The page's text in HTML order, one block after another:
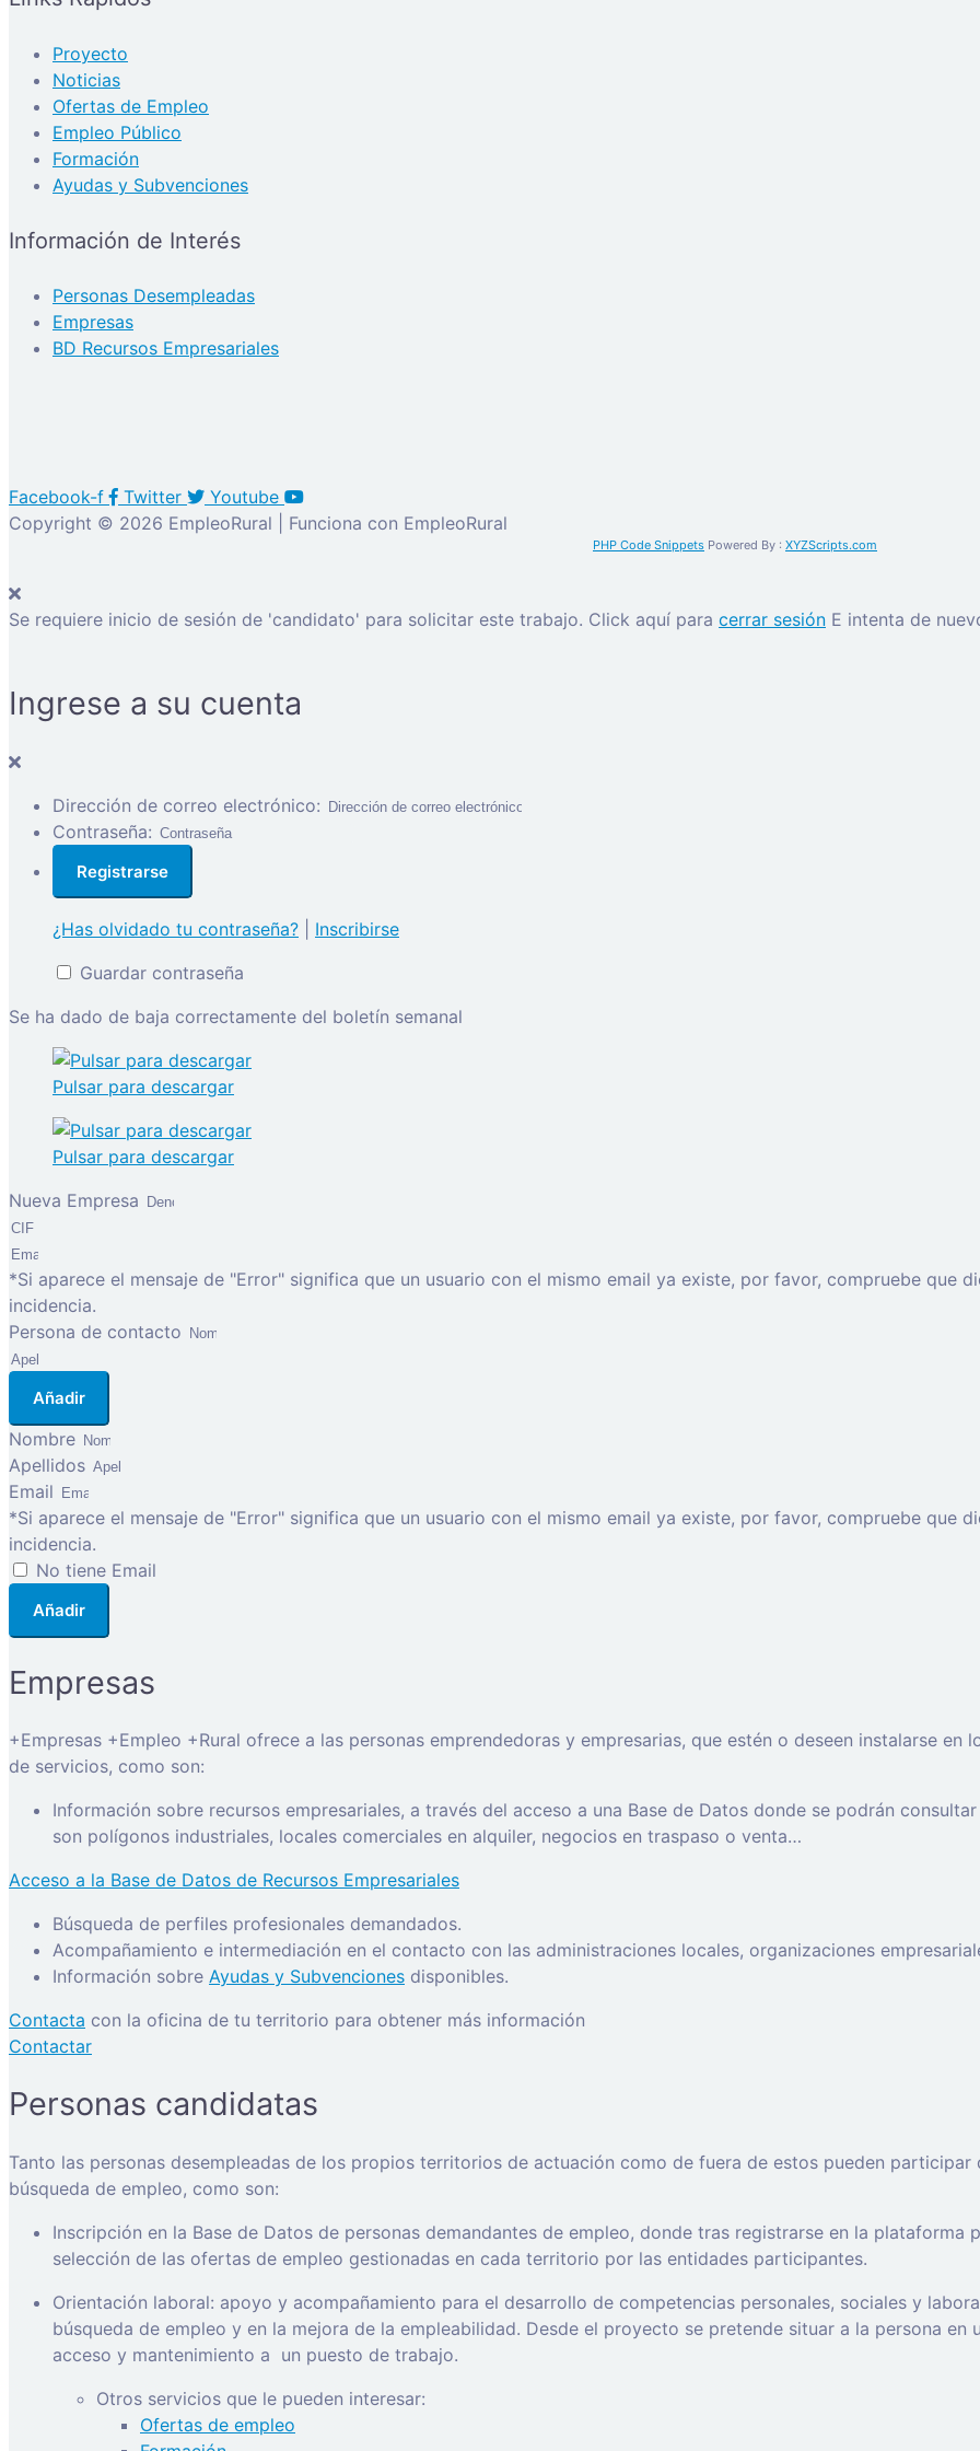
Proyecto
Noticias
Ofertas de Empleo
Empleo Público
Formación
Ayudas y Subvenciones
Información de Interés
Personas Desempleadas
Empresas
BD Recursos Empresariales
Facebook-f Twitter
Youtube
Copyright © 2026 EmpleoRural | Funciona con EmpleoRural
PHP Code Snippets Powered By : XYZScripts.com
Se requiere inicio de sesión de 'candidato' para solicitar este trabajo. Click aquí para cerrar sesión E intenta de
Ingrese a su cuenta
Dirección de correo electrónico:
Contraseña:
¿Has olvidado tu contraseña?
Inscribirse
Guardar contraseña
Se ha dado de baja correctamente del boletín semanal
Pulsar para descargar
Pulsar para descargar
Nueva Empresa
*Si aparece el mensaje de "Error" significa que un usuario con el mismo email ya existe, por favor, compruebe que
incidencia.
Persona de contacto
Añadir
Nombre
Apellidos
Email
*Si aparece el mensaje de "Error" significa que un usuario con el mismo email ya existe, por favor, compruebe que
incidencia.
No tiene Email
Añadir
Empresas
+Empresas +Empleo +Rural ofrece a las personas emprendedoras y empresarias, que estén o deseen instalarse
de servicios, como son:
Información sobre recursos empresariales, a través del acceso a una Base de Datos donde se podrán
son polígonos industriales, locales comerciales en alquiler, negocios en traspaso o venta…
Acceso a la Base de Datos de Recursos Empresariales
Búsqueda de perfiles profesionales demandados.
Acompañamiento e intermediación en el contacto con las administraciones locales, organizaciones
Información sobre Ayudas y Subvenciones disponibles.
Contacta con la oficina de tu territorio para obtener más información
Contactar
Personas candidatas
Tanto las personas desempleadas de los propios territorios de actuación como de fuera de estos pueden
búsqueda de empleo, como son:
Inscripción en la Base de Datos de personas demandantes de empleo, donde tras registrarse en la
selección de las ofertas de empleo gestionadas en cada territorio por las entidades participantes.
Orientación laboral: apoyo y acompañamiento para el desarrollo de competencias personales, sociales y
búsqueda de empleo y en la mejora de la empleabilidad. Desde el proyecto se pretende situar a la persona
acceso y mantenimiento a un puesto de trabajo.
Otros servicios que le pueden interesar:
Ofertas de empleo